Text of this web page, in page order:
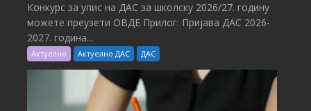
Конкурс за упис на ДАС за школску 2026/27. годину
можете преузети ОВДЕ Прилог: Пријава ДАС 2026-
2027. година...
Актуелно Актуелно ДАС ДАС